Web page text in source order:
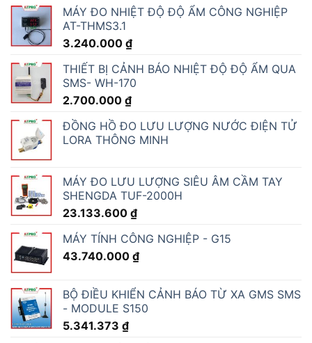
MÁY ĐO NHIỆT ĐỘ ĐỘ ẨM CÔNG NGHIỆP
AT-THMS3.1
3.240.000 ₫
THIẾT BỊ CẢNH BÁO NHIỆT ĐỘ ĐỘ ẨM QUA
SMS- WH-170
2.700.000 ₫
ĐỒNG HỒ ĐO LƯU LƯỢNG NƯỚC ĐIỆN TỬ
LORA THÔNG MINH
MÁY ĐO LƯU LƯỢNG SIÊU ÂM CẦM TAY
SHENGDA TUF-2000H
23.133.600 ₫
MÁY TÍNH CÔNG NGHIỆP - G15
43.740.000 ₫
BỘ ĐIỀU KHIỂN CẢNH BÁO TỪ XA GMS SMS
- MODULE S150
5.341.373 ₫